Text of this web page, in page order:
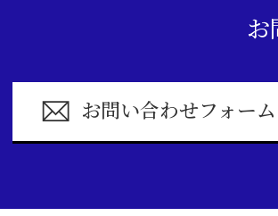
お
お問い合わせフォーム